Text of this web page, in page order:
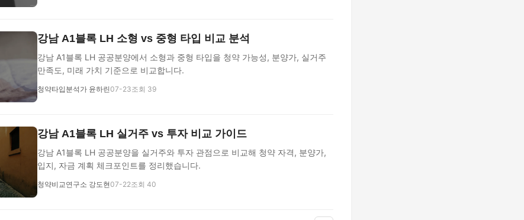
강남 A1블록 LH 소형 vs 중형 타입 비교 분석
강남 A1블록 LH 공공분양에서 소형과 중형 타입을 청약 가능성, 분양가, 실거주
만족도, 미래 가치 기준으로 비교합니다.
청약타입분석가 윤하린07-23조회 39
강남 A1블록 LH 실거주 vs 투자 비교 가이드
강남 A1블록 LH 공공분양을 실거주와 투자 관점으로 비교해 청약 자격, 분양가,
입지, 자금 계획 체크포인트를 정리했습니다.
청약비교연구소 강도현07-22조회 40